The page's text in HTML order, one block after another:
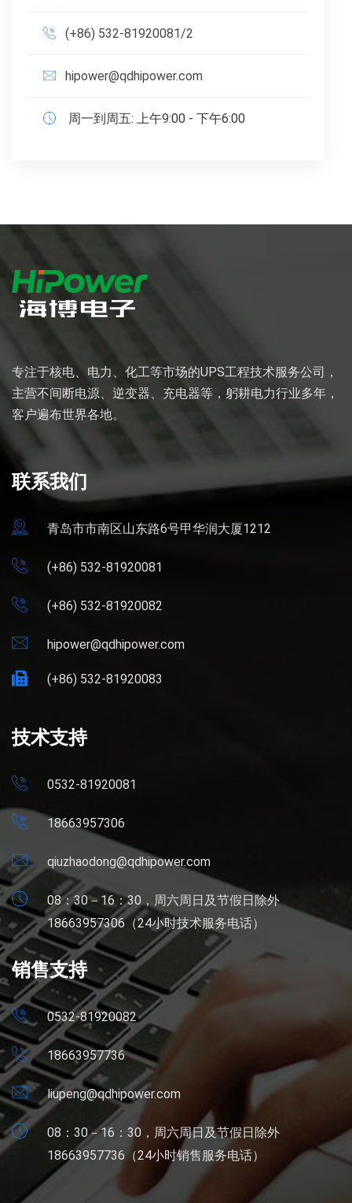
(+86) 532-81920081/2
hipower@qdhipower.com
周一到周五: 上午9:00 - 下午6:00
专注于核电、电力、化工等市场的UPS工程技术服务公司，
主营不间断电源、逆变器、充电器等，躬耕电力行业多年，
客户遍布世界各地。
联系我们
青岛市市南区山东路6号甲华润大厦1212
(+86) 532-81920081
(+86) 532-81920082
hipower@qdhipower.com
(+86) 532-81920083
技术支持
0532-81920081
18663957306
qiuzhaodong@qdhipower.com
08：30－16：30，周六周日及节假日除外
18663957306（24小时技术服务电话）
销售支持
0532-81920082
18663957736
liupeng@qdhipower.com
08：30－16：30，周六周日及节假日除外
18663957736（24小时销售服务电话）